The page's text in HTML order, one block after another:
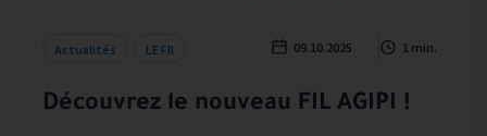
Actualités LE FIl 09.10.2025 1 min.
Découvrez le nouveau FIL AGIPI !